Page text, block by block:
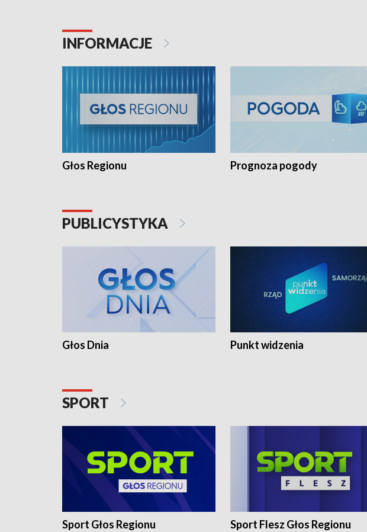
INFORMACJE
Głos Regionu Prognoza pogody
PUBLICYSTYKA
Głos Dnia Punkt widzenia
SPORT
Sport Głos Regionu Sport Flesz Głos Regionu